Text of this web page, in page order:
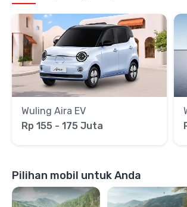
Wuling Aira EV
Rp 155 - 175 Juta
Pilihan mobil untuk Anda